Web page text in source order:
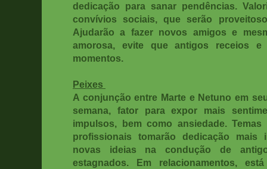
dedicação para sanar pendências.
convívios sociais, que serão
Ajudarão a fazer novos amigos e
amorosa, evite que antigos receios
momentos.
Peixes
A conjunção entre Marte e Netuno em
semana, fator para expor mais
impulsos, bem como ansiedade.
profissionais tomarão dedicação mais
novas ideias na condução de
estagnados. Em relacionamentos,